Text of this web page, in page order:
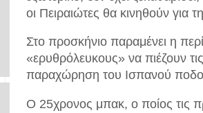
οι Πειραιώτες θα κινηθούν για
Στο προσκήνιο παραμένει η
«ερυθρόλευκους» να πιέζουν
παραχώρηση του Ισπανού
Ο 25χρονος μπακ, ο ποίος τις